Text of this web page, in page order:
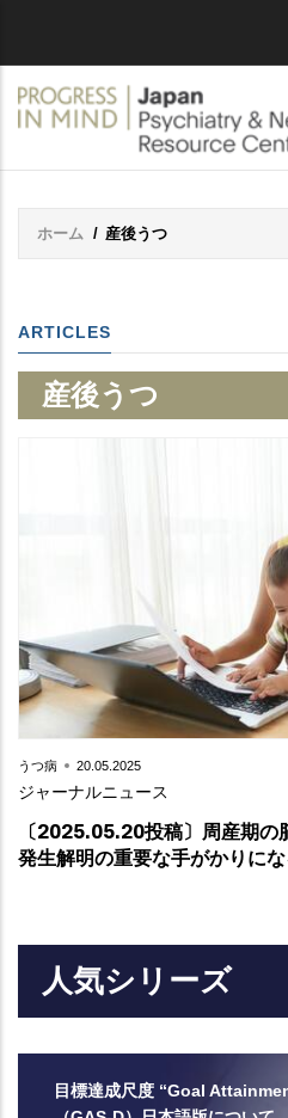
Breadcrumb
ホーム / 産後うつ
ARTICLES
産後うつ
うつ病 20.05.2025
ジャーナルニュース
Teaser
Text
〔2025.05.20投稿〕周産期
発生解明の重要な手がかりに
人気シリーズ
目標達成尺度 “Goal